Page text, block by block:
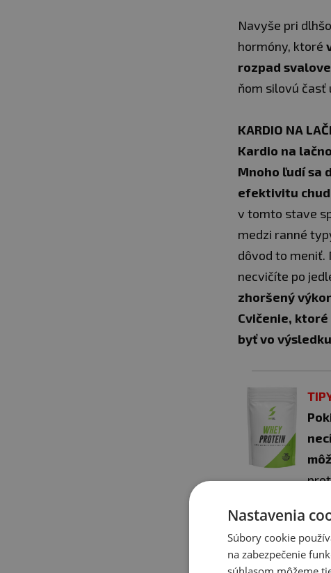
Navyše pri
hormóny, ktoré
rozpad
ňom silovú časť
KARDIO NA
Kardio na
Mnoho ľudí sa
efektivitu
v tomto stave
medzi ranné
dôvod to meniť.
necvičíte po
zhoršený
Cvičenie,
byť vo
cukru v krvi,
Nastavenia
Súbory cookie
na zabezpečenie